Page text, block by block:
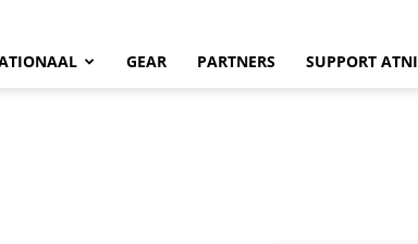
GEAR PARTNERS SUPPORT ATNI